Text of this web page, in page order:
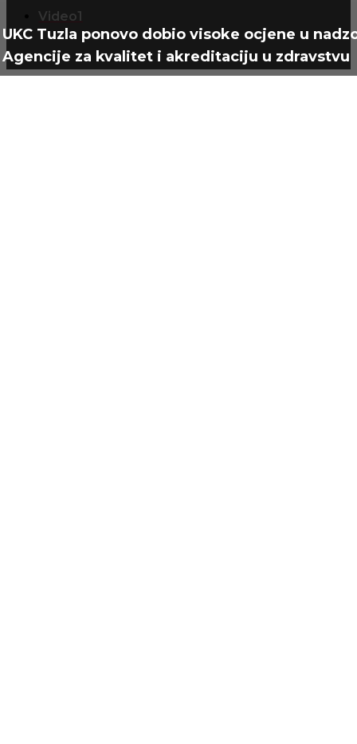
UKC Tuzla ponovo dobio visoke ocjene u
Agencije za kvalitet i akreditaciju u zdravstvu
Video1